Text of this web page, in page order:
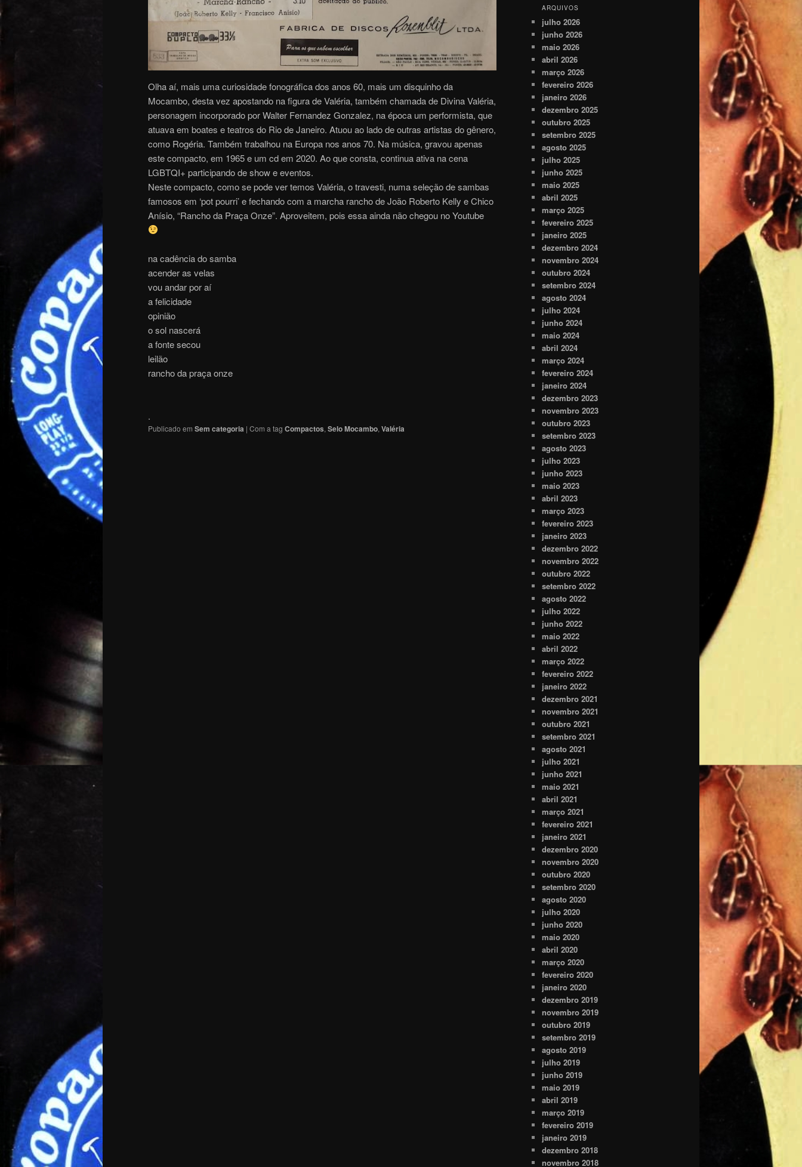
Olha aí, mais uma curiosidade fonográfica dos anos 60, mais um disquinho da
Mocambo, desta vez apostando na figura de Valéria, também chamada de Divina Valéria,
personagem incorporado por Walter Fernandez Gonzalez, na época um performista, que
atuava em boates e teatros do Rio de Janeiro. Atuou ao lado de outras artistas do gênero,
como Rogéria. Também trabalhou na Europa nos anos 70. Na música, gravou apenas
este compacto, em 1965 e um cd em 2020. Ao que consta, continua ativa na cena
LGBTQI+ participando de show e eventos.
Neste compacto, como se pode ver temos Valéria, o travesti, numa seleção de sambas
famosos em ‘pot pourri’ e fechando com a marcha rancho de João Roberto Kelly e Chico
Anísio, “Rancho da Praça Onze”. Aproveitem, pois essa ainda não chegou no Youtube
na cadência do samba
acender as velas
vou andar por aí
a felicidade
opinião
o sol nascerá
a fonte secou
leilão
rancho da praça onze
.
Publicado em Sem categoria | Com a tag Compactos, Selo Mocambo, Valéria
ARQUIVOS
julho 2026
junho 2026
maio 2026
abril 2026
março 2026
fevereiro 2026
janeiro 2026
dezembro 2025
outubro 2025
setembro 2025
agosto 2025
julho 2025
junho 2025
maio 2025
abril 2025
março 2025
fevereiro 2025
janeiro 2025
dezembro 2024
novembro 2024
outubro 2024
setembro 2024
agosto 2024
julho 2024
junho 2024
maio 2024
abril 2024
março 2024
fevereiro 2024
janeiro 2024
dezembro 2023
novembro 2023
outubro 2023
setembro 2023
agosto 2023
julho 2023
junho 2023
maio 2023
abril 2023
março 2023
fevereiro 2023
janeiro 2023
dezembro 2022
novembro 2022
outubro 2022
setembro 2022
agosto 2022
julho 2022
junho 2022
maio 2022
abril 2022
março 2022
fevereiro 2022
janeiro 2022
dezembro 2021
novembro 2021
outubro 2021
setembro 2021
agosto 2021
julho 2021
junho 2021
maio 2021
abril 2021
março 2021
fevereiro 2021
janeiro 2021
dezembro 2020
novembro 2020
outubro 2020
setembro 2020
agosto 2020
julho 2020
junho 2020
maio 2020
abril 2020
março 2020
fevereiro 2020
janeiro 2020
dezembro 2019
novembro 2019
outubro 2019
setembro 2019
agosto 2019
julho 2019
junho 2019
maio 2019
abril 2019
março 2019
fevereiro 2019
janeiro 2019
dezembro 2018
novembro 2018